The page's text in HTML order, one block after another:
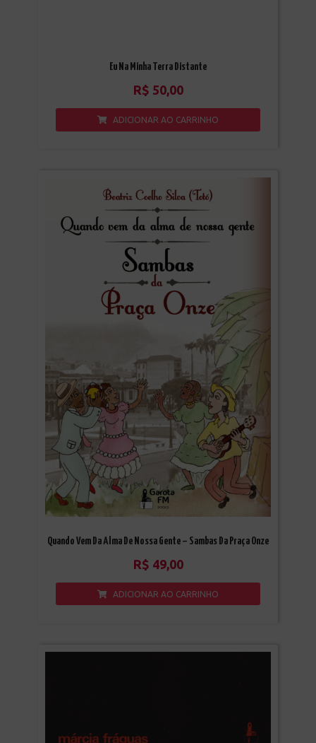
Eu Na Minha Terra Distante
R$ 50,00
ADICIONAR AO CARRINHO
Quando Vem Da Alma De Nossa Gente – Sambas Da Praça Onze
R$ 49,00
ADICIONAR AO CARRINHO